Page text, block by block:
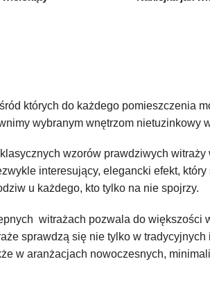
których do każdego pomieszczenia
wybranym wnętrzom nietuzinkowy
wzorów prawdziwych
interesujący, elegancki efekt,
u każdego, kto tylko na nie spojrzy.
witrażach pozwala do większości
sprawdzą się nie tylko w
w aranżacjach nowoczesnych,